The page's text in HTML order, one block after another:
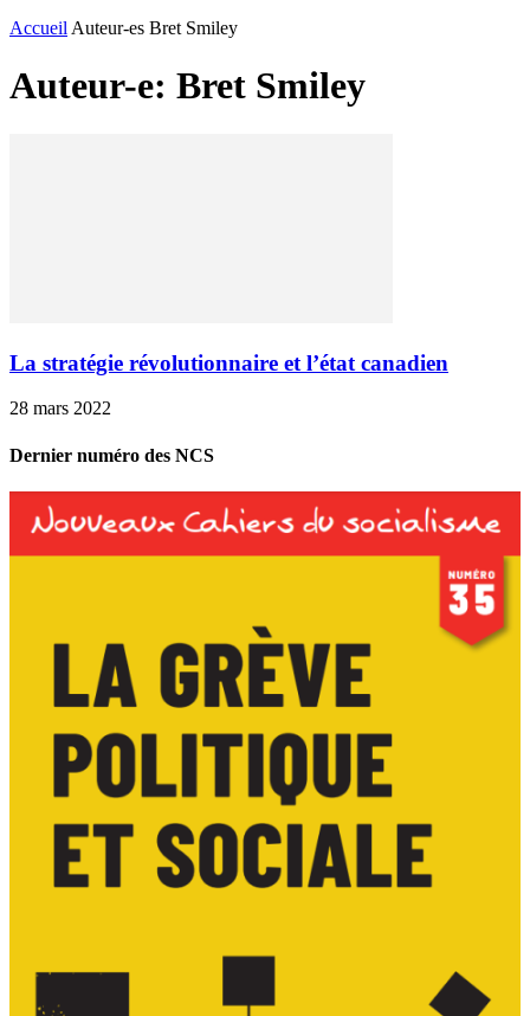
Accueil Auteur-es Bret Smiley
Auteur-e: Bret Smiley
La stratégie révolutionnaire et l’état canadien
28 mars 2022
Dernier numéro des NCS